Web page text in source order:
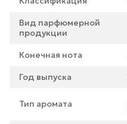
Вид парфюмерной
продукции
Конечная нота
Год выпуска
Тип аромата